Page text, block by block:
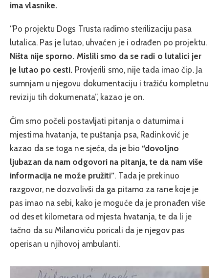
ima vlasnike.
“Po projektu Dogs Trusta radimo sterilizaciju pasa
lutalica. Pas je lutao, uhvaćen je i odrađen po projektu.
Ništa nije sporno. Mislili smo da se radi o lutalici jer
je lutao po cesti. Provjerili smo, nije tada imao čip. Ja
sumnjam u njegovu dokumentaciju i tražiću kompletnu
reviziju tih dokumenata”, kazao je on.
Čim smo počeli postavljati pitanja o datumima i
mjestima hvatanja, te puštanja psa, Radinković je
kazao da se toga ne sjeća, da je bio “dovoljno
ljubazan da nam odgovori na pitanja, te da nam više
informacija ne može pružiti”. Tada je prekinuo
razgovor, ne dozvolivši da ga pitamo za rane koje je
pas imao na sebi, kako je moguće da je pronađen više
od deset kilometara od mjesta hvatanja, te da li je
tačno da su Milanoviću poricali da je njegov pas
operisan u njihovoj ambulanti.